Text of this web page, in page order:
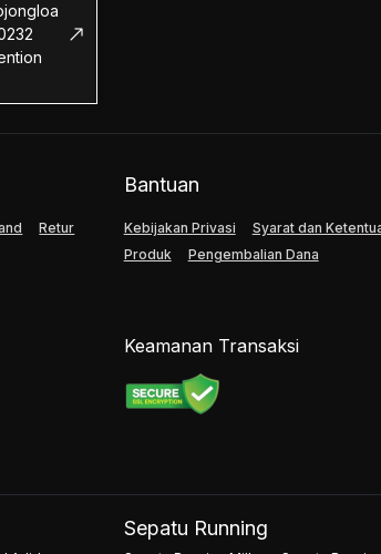
Retur
Bantuan
Kebijakan Privasi Syarat dan
Produk
Pengembalian Dana
Keamanan Transaksi
Sepatu Running